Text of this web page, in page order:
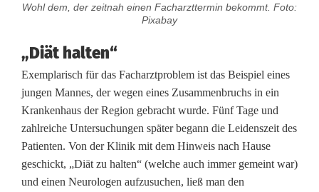
m
n
g
l
e
i
Wohl dem, der zeitnah einen Facharzttermin bekommt. Foto:
Pixabay
„Diät halten“
Exemplarisch für das Facharztproblem ist das Beispiel eines
jungen Mannes, der wegen eines Zusammenbruchs in ein
Krankenhaus der Region gebracht wurde. Fünf Tage und
zahlreiche Untersuchungen später begann die Leidenszeit des
Patienten. Von der Klinik mit dem Hinweis nach Hause
geschickt, „Diät zu halten“ (welche auch immer gemeint war)
und einen Neurologen aufzusuchen, ließ man den